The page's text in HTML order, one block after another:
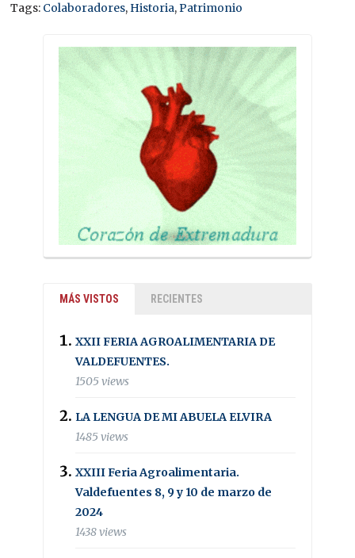
Tags: Colaboradores, Historia,Patrimonio
MÁS VISTOS RECIENTES
XXII FERIA AGROALIMENTARIA DE
VALDEFUENTES.
1505 views
LA LENGUA DE MI ABUELA ELVIRA
1485 views
XXIII Feria Agroalimentaria.
Valdefuentes 8, 9 y 10 de marzo de
2024
1438 views